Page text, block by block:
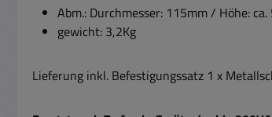
Abm.: Durchmesser: 115mm / Höhe:
gewicht: 3,2Kg
Lieferung inkl. Befestigungssatz 1 x